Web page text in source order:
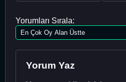
Yorumları Sırala:
Yorum Yaz